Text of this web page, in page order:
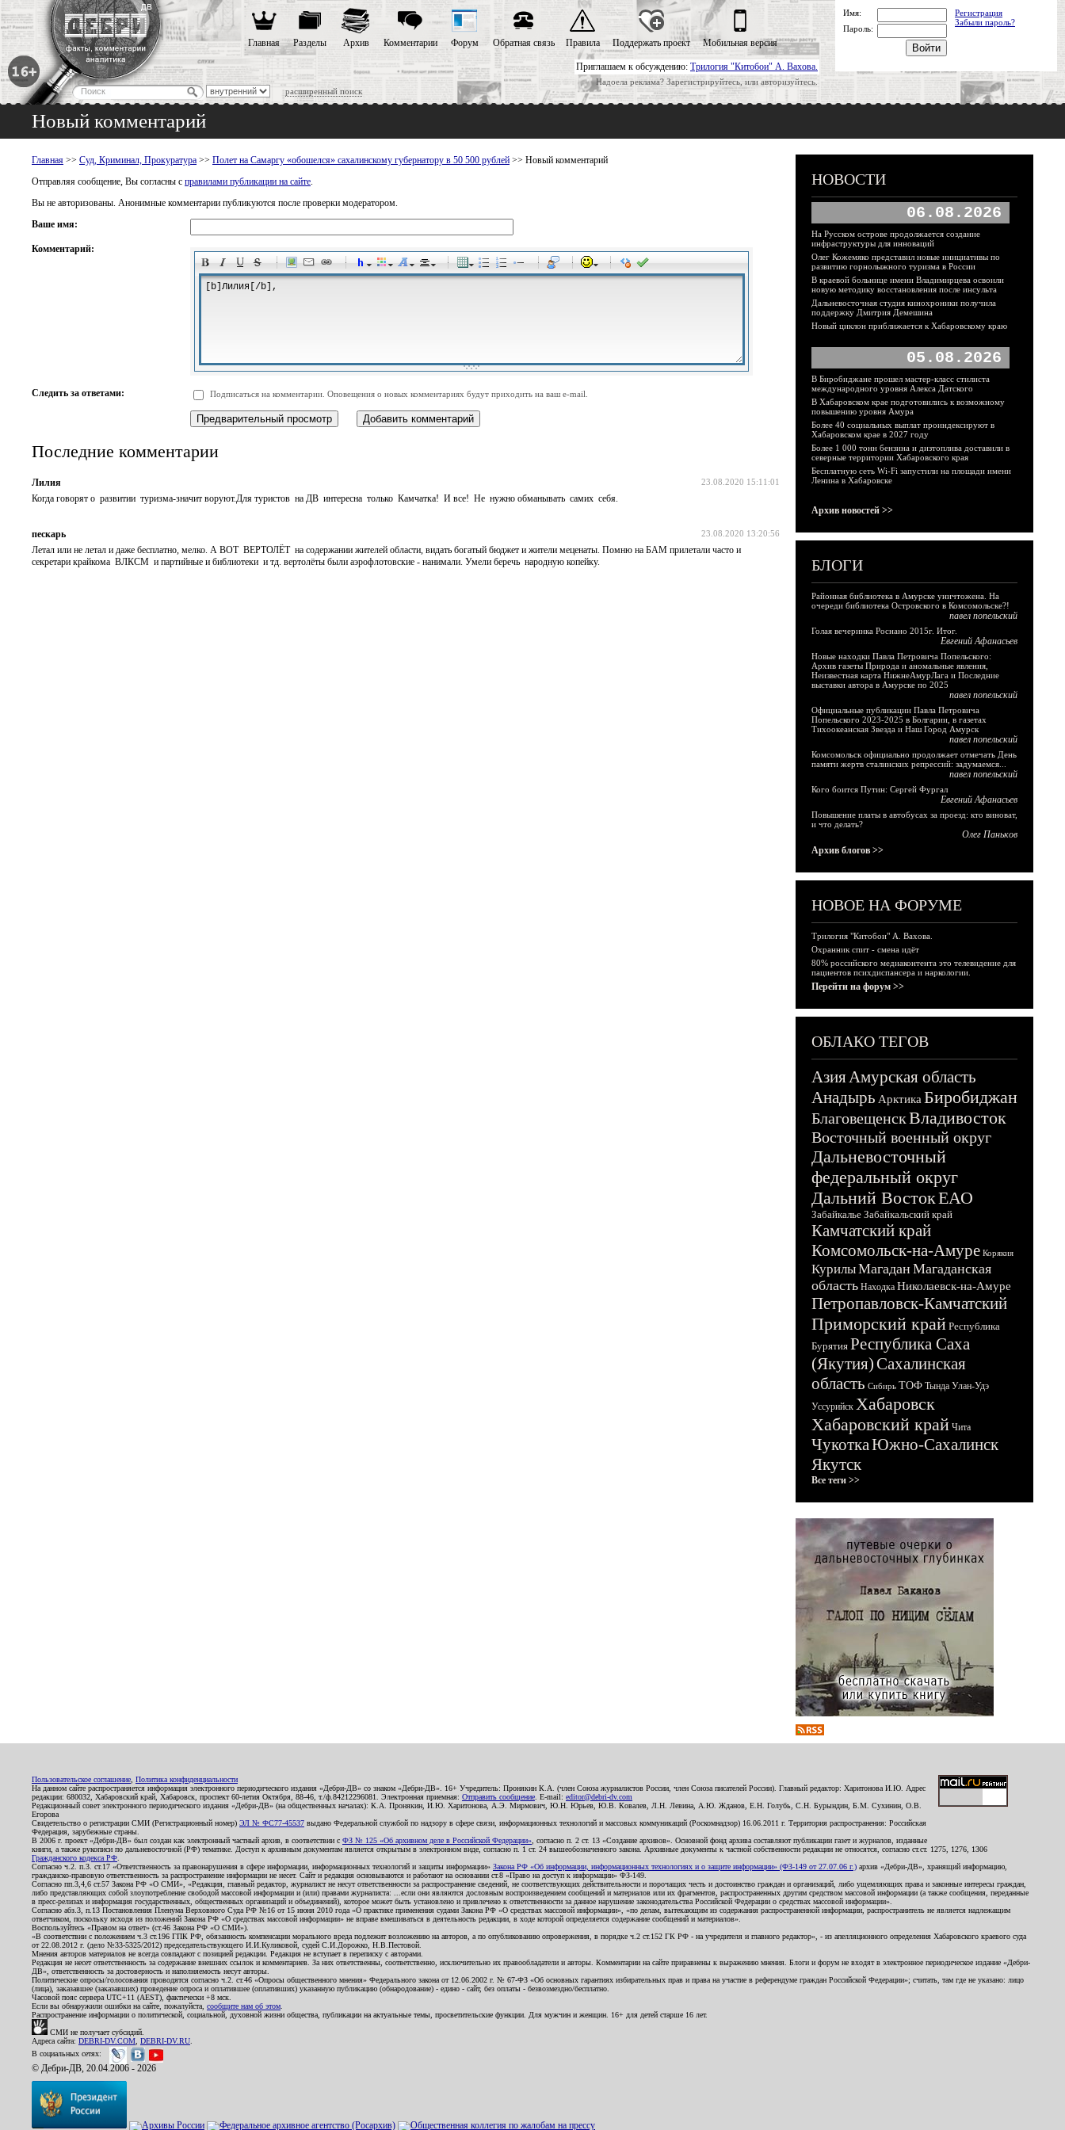
Приглашаем к обсуждению: Трилогия "Китобои" А. Вахова.
Надоела реклама? Зарегистрируйтесь, или авторизуйтесь.
расширенный поиск
Главная Разделы Архив Комментарии Форум Обратная связь Правила Поддержать проект Мобильная версия
Имя:
Регистрация
Забыли пароль?
Пароль:
Новый комментарий
Главная >> Суд, Криминал, Прокуратура >> Полет на Самаргу «обошелся» сахалинскому губернатору в 50 500 рублей >> Новый комментарий
Отправляя сообщение, Вы согласны с правилами публикации на сайте.
Вы не авторизованы. Анонимные комментарии публикуются после проверки модератором.
Ваше имя:
Комментарий:
-
-
-
-
-
-
-
-
-
-
-
-
-
-
-
-
-
-
-
-
-
-
-
-
-
-
-
Следить за ответами: Подписаться на комментарии. Оповещения о новых комментариях будут приходить на ваш e-mail.
Последние комментарии
23.08.2020 15:11:01
Лилия
Когда говорят о развитии туризма-значит воруют.Для туристов на ДВ интересна только Камчатка! И все! Не нужно обманывать самих себя.
23.08.2020 13:20:56
пескарь
Летал или не летал и даже бесплатно, мелко. А ВОТ ВЕРТОЛЁТ на содержании жителей области, видать богатый бюджет и жители меценаты. Помню на БАМ прилетали часто и
секретари крайкома ВЛКСМ и партийные и библиотеки и тд. вертолёты были аэрофлотовские - нанимали. Умели беречь народную копейку.
НОВОСТИ
06.08.2026
На Русском острове продолжается создание
инфраструктуры для инноваций
Олег Кожемяко представил новые инициативы по
развитию горнолыжного туризма в России
В краевой больнице имени Владимирцева освоили
новую методику восстановления после инсульта
Дальневосточная студия кинохроники получила
поддержку Дмитрия Демешина
Новый циклон приближается к Хабаровскому краю
05.08.2026
В Биробиджане прошел мастер-класс стилиста
международного уровня Алекса Датского
В Хабаровском крае подготовились к возможному
повышению уровня Амура
Более 40 социальных выплат проиндексируют в
Хабаровском крае в 2027 году
Более 1 000 тонн бензина и дизтоплива доставили в
северные территории Хабаровского края
Бесплатную сеть Wi-Fi запустили на площади имени
Ленина в Хабаровске
Архив новостей >>
БЛОГИ
Районная библиотека в Амурске уничтожена. На
очереди библиотека Островского в Комсомольске?!
павел попельский
Голая вечеринка Роснано 2015г. Итог.
Евгений Афанасьев
Новые находки Павла Петровича Попельского:
Архив газеты Природа и аномальные явления,
Неизвестная карта НижнеАмурЛага и Последние
выставки автора в Амурске по 2025
павел попельский
Официальные публикации Павла Петровича
Попельского 2023-2025 в Болгарии, в газетах
Тихоокеанская Звезда и Наш Город Амурск
павел попельский
Комсомольск официально продолжает отмечать День
памяти жертв сталинских репрессий: задумаемся...
павел попельский
Кого боится Путин: Сергей Фургал
Евгений Афанасьев
Повышение платы в автобусах за проезд: кто виноват,
и что делать?
Олег Паньков
Архив блогов >>
НОВОЕ НА ФОРУМЕ
Трилогия "Китобои" А. Вахова.
Охранник спит - смена идёт
80% российского медиаконтента это телевидение для
пациентов психдиспансера и наркологии.
Перейти на форум >>
ОБЛАКО ТЕГОВ
АзияАмурская область
Анадырь Арктика Биробиджан
БлаговещенскВладивосток
Восточный военный округ
Дальневосточный
федеральный округ
Дальний ВостокЕАО
Забайкалье Забайкальский край
Камчатский край
Комсомольск-на-Амуре Корякия
КурилыМагадан Магаданская
область Находка Николаевск-на-Амуре
Петропавловск-Камчатский
Приморский край Республика
Бурятия Республика Саха
(Якутия)Сахалинская
область Сибирь ТОФ Тында Улан-Удэ
Уссурийск Хабаровск
Хабаровский край Чита
ЧукоткаЮжно-Сахалинск
Якутск
Все теги >>
Пользовательское соглашение Политика конфиденциальности
На данном сайте распространяется информация электронного периодического издания «Дебри-ДВ» со знаком «Дебри-ДВ». 16+ Учредитель: Пронякин К.А. (член Союза журналистов России, член Союза писателей России). Главный редактор: Харитонова И.Ю. Адрес
редакции: 680032, Хабаровский край, Хабаровск, проспект 60-летия Октября, 88-46, т./ф.84212296081. Электронная приемная: Отправить сообщение . E-mail: editor@debri-dv.com
Редакционный совет электронного периодического издания «Дебри-ДВ» (на общественных началах): К.А. Пронякин, И.Ю. Харитонова, А.Э. Мирмович, Ю.Н. Юрьев, Ю.В. Ковалев, Л.Н. Левина, А.Ю. Жданов, Е.Н. Голубь, С.Н. Бурындин, Б.М. Сухинин, О.В.
Егорова
Свидетельство о регистрации СМИ (Регистрационный номер) ЭЛ № ФС77-45537 выдано Федеральной службой по надзору в сфере связи, информационных технологий и массовых коммуникаций (Роскомнадзор) 16.06.2011 г. Территория распространения: Российская
Федерация, зарубежные страны.
В 2006 г. проект «Дебри-ДВ» был создан как электронный частный архив, в соответствии с ФЗ № 125 «Об архивном деле в Российской Федерации» , согласно п. 2 ст. 13 «Создание архивов». Основной фонд архива составляют публикации газет и журналов, изданные
книги, а также рукописи по дальневосточной (РФ) тематике. Доступ к архивным документам является открытым в электронном виде, согласно п. 1 ст. 24 вышеобозначенного закона. Архивные документы к частной собственности редакции не относятся, согласно ст.ст. 1275, 1276, 1306
Гражданского кодекса РФ
Согласно ч.2. п.3. ст.17 «Ответственность за правонарушения в сфере информации, информационных технологий и защиты информации» Закона РФ «Об информации, информационных технологиях и о защите информации» (ФЗ-149 от 27.07.06 г.) архив «Дебри-ДВ», хранящий информацию,
гражданско-правовую ответственность за распространение информации не несет. Сайт и редакция основываются и работают на основании ст.8 «Право на доступ к информации» ФЗ-149.
Согласно пп.3,4,6 ст.57 Закона РФ «О СМИ», «Редакция, главный редактор, журналист не несут ответственности за распространение сведений, не соответствующих действительности и порочащих честь и достоинство граждан и организаций, либо ущемляющих права и законные интересы граждан,
либо представляющих собой злоупотребление свободой массовой информации и (или) правами журналиста: ...если они являются дословным воспроизведением сообщений и материалов или их фрагментов, распространенных другим средством массовой информации (а также сообщения, переданные
в пресс-релизах и информация государственных, общественных организаций и объединений), которое может быть установлено и привлечено к ответственности за данное нарушение законодательства Российской Федерации о средствах массовой информации».
Согласно абз.3, п.13 Постановления Пленума Верховного Суда РФ №16 от 15 июня 2010 года «О практике применения судами Закона РФ «О средствах массовой информации», «по делам, вытекающим из содержания распространенной информации, распространитель не является надлежащим
ответчиком, поскольку исходя из положений Закона РФ «О средствах массовой информации» не вправе вмешиваться в деятельность редакции, в ходе которой определяется содержание сообщений и материалов».
Воспользуйтесь «Правом на ответ» (ст.46 Закона РФ «О СМИ»).
«В соответствии с положением ч.3 ст.196 ГПК РФ, обязанность компенсации морального вреда подлежит возложению на авторов, а по опубликованию опровержения, в порядке ч.2 ст.152 ГК РФ - на учредителя и главного редактор», - из апелляционного определения Хабаровского краевого суда
от 22.08.2012 г. (дело №33-5325/2012) председательствующего И.И.Куликовой, судей С.И.Дорожко, Н.В.Пестовой.
Мнения авторов материалов не всегда совпадают с позицией редакции. Редакция не вступает в переписку с авторами.
Редакция не несет ответственность за содержание внешних ссылок и комментариев. За них ответственны, соответственно, исключительно их правообладатели и авторы. Комментарии на сайте приравнены к выражению мнения. Блоги и форум не входят в электронное периодическое издание «Дебри-
ДВ», ответственность за достоверность и наполняемость несут авторы.
Политические опросы/голосования проводятся согласно ч.2. ст.46 «Опросы общественного мнения» Федерального закона от 12.06.2002 г. № 67-ФЗ «Об основных гарантиях избирательных прав и права на участие в референдуме граждан Российской Федерации»; считать, там где не указано: лицо
(лица), заказавшее (заказавших) проведение опроса и оплатившее (оплативших) указанную публикацию (обнародование) - едино - сайт, без оплаты - безвозмездно/бесплатно.
Часовой пояс сервера UTC+11 (AEST), фактически +8 мск.
Если вы обнаружили ошибки на сайте, пожалуйста, сообщите нам об этом
Распространение информации о политической, социальной, духовной жизни общества, публикации на актуальные темы, просветительские функции. Для мужчин и женщин. 16+ для детей старше 16 лет.
СМИ не получает субсидий.
Адреса сайта: DEBRI-DV.COM DEBRI-DV.RU
В социальных сетях:
© Дебри-ДВ, 20.04.2006 - 2026